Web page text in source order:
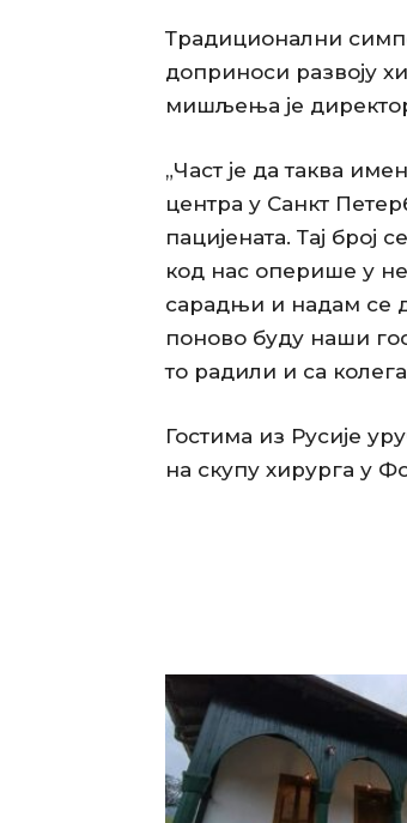
Традиционални
доприноси развоју
мишљења је
„Част је да таква
центра у Санкт
пацијената. Тај број
код нас оперише у
сарадњи и надам се
поново буду наши
то радили и са
Гостима из Русије
на скупу хирурга у